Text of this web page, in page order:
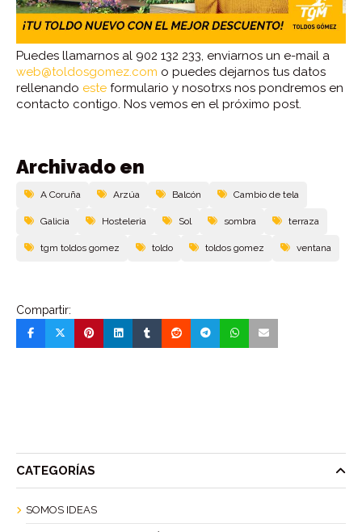
Puedes llamarnos al 902 132 233, enviarnos un e-mail a
web@toldosgomez.com o puedes dejarnos tus datos
rellenando este formulario y nosotrxs nos pondremos en
contacto contigo. Nos vemos en el próximo post.
Archivado en
A Coruña Arzúa Balcón Cambio de tela
Galicia Hosteleria Sol sombra terraza
tgm toldos gomez toldo toldos gomez ventana
Compartir:
CATEGORÍAS
SOMOS IDEAS